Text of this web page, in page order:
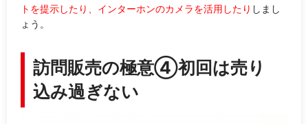
トを提示したり、インターホンのカメラを活用したり しまし
ょう。
訪問販売の極意④初回は売り
込み過ぎない